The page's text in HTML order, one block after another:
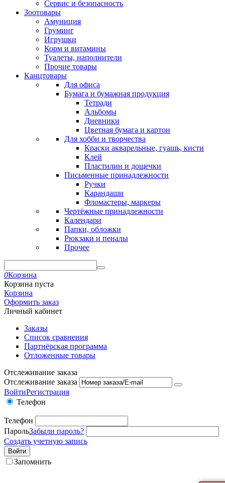
Сервис и безопасность
Зоотовары
Амуниция
Груминг
Игрушки
Корм и витамины
Туалеты, наполнители
Прочие товары
Канцтовары
Для офиса
Бумага и бумажная продукция
Тетради
Альбомы
Дневники
Цветная бумага и картон
Для хобби и творчества
Краски акварельные, гуашь, кисти
Клей
Пластилин и дощечки
Письменные принадлежности
Ручки
Карандаши
Фломастеры, маркеры
Чертёжные принадлежности
Календари
Папки, обложки
Рюкзаки и пеналы
Прочее
0Корзина
Корзина пуста
Корзина
Оформить заказ
Личный кабинет
Заказы
Список сравнения
Партнёрская программа
Отложенные товары
Отслеживание заказа
Отслеживание заказа
ВойтиРегистрация
Телефон
Телефон
ПарольЗабыли пароль?
Создать учетную запись
Войти
Запомнить